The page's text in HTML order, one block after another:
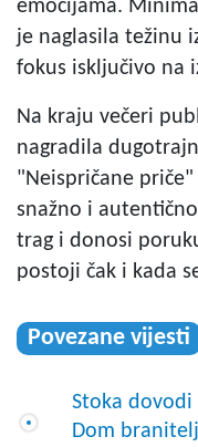
emocijama.
je naglasila težinu
fokus isključivo na
Na kraju večeri
nagradila
"Neispričane
snažno i
trag i donosi
postoji čak i kada
Povezane vijesti
Stoka
Dom